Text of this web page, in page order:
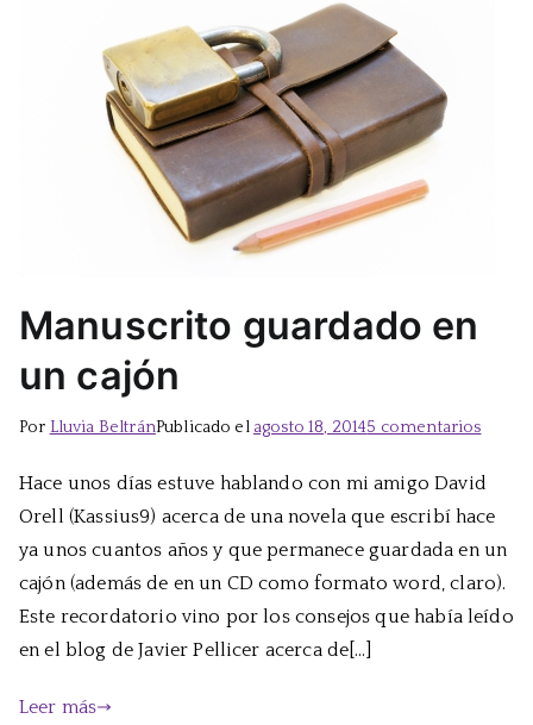
Manuscrito guardado en
un cajón
Por Lluvia BeltránPublicado el agosto 18, 20145 comentariosen
en
un
cajón
Hace unos días estuve hablando con mi amigo David
Orell (Kassius9) acerca de una novela que escribí hace
ya unos cuantos años y que permanece guardada en un
cajón (además de en un CD como formato word, claro).
Este recordatorio vino por los consejos que había leído
en el blog de Javier Pellicer acerca de[…]
Leer más